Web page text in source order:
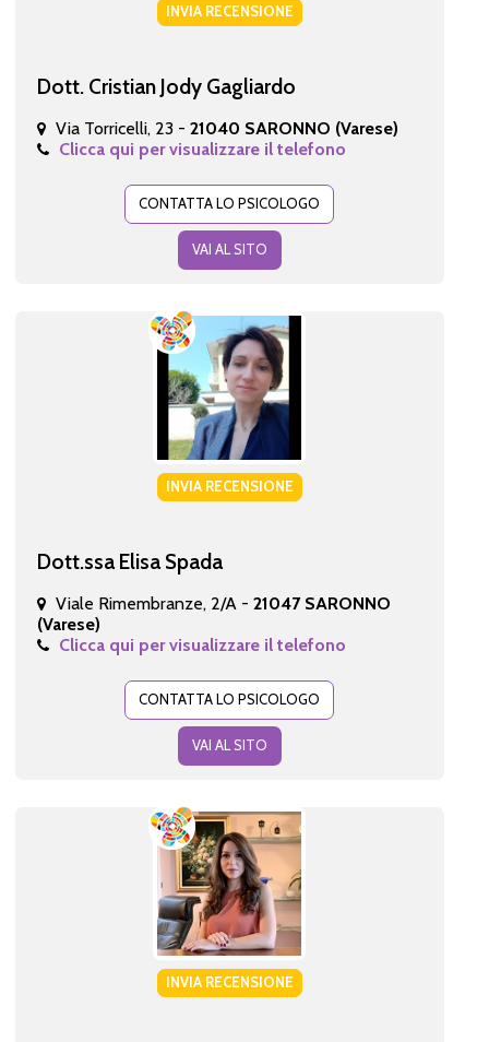
INVIA RECENSIONE
Dott. Cristian Jody Gagliardo
Via Torricelli, 23 - 21040 SARONNO (Varese)
Clicca qui per visualizzare il telefono
CONTATTA LO PSICOLOGO
VAI AL SITO
INVIA RECENSIONE
Dott.ssa Elisa Spada
Viale Rimembranze, 2/A - 21047 SARONNO
(Varese)
Clicca qui per visualizzare il telefono
CONTATTA LO PSICOLOGO
VAI AL SITO
INVIA RECENSIONE